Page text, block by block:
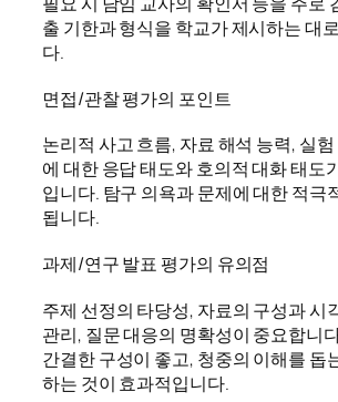
출 기한과 형식을 학교가 제시하는 대
다.
면접/관찰 평가의 포인트
논리적 사고 흐름, 자료 해석 능력, 실
에 대한 응답 태도와 호의적 대화 태도
입니다. 탐구 의욕과 문제에 대한 적극
됩니다.
과제/연구 발표 평가의 유의점
주제 선정의 타당성, 자료의 구성과 시
관리, 질문 대응의 명확성이 중요합니
간결한 구성이 좋고, 청중의 이해를 돕
하는 것이 효과적입니다.